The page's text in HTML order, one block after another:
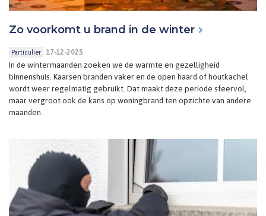
Zo voorkomt u brand in de winter
Particulier 17-12-2025
In de wintermaanden zoeken we de warmte en gezelligheid
binnenshuis. Kaarsen branden vaker en de open haard of houtkachel
wordt weer regelmatig gebruikt. Dat maakt deze periode sfeervol,
maar vergroot ook de kans op woningbrand ten opzichte van andere
maanden.